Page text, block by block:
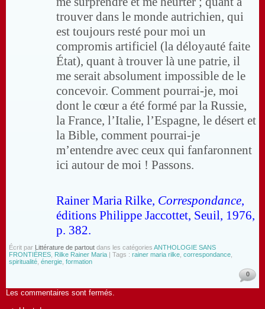
trouver dans le monde autrichien, qui
est toujours resté pour moi un
compromis artificiel (la déloyauté faite
État), quant à trouver là une patrie, il
me serait absolument impossible de le
concevoir. Comment pourrai-je, moi
dont le cœur a été formé par la Russie,
la France, l’Italie, l’Espagne, le désert et
la Bible, comment pourrai-je
m’entendre avec ceux qui fanfaronnent
ici autour de moi ! Passons.
Rainer Maria Rilke, Correspondance,
éditions Philippe Jaccottet, Seuil, 1976,
p. 382.
Écrit par Littérature de partout dans les catégories ANTHOLOGIE SANS
FRONTIÈRES Rilke Rainer Maria | Tags : rainer maria rilke correspondance
spiritualité énergie formation
0
Les commentaires sont fermés.